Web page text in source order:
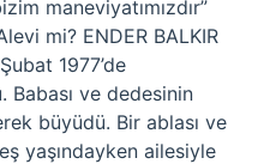
maneviyatımızdır”
mi? ENDER BALKIR
1977’de
Babası ve dedesinin
büyüdü. Bir ablası ve
yaşındayken ailesiyle